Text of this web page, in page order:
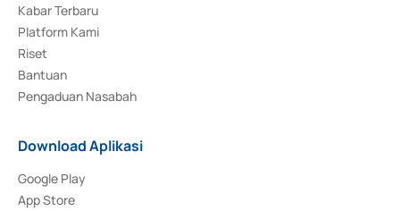
Kabar Terbaru
Platform Kami
Riset
Bantuan
Pengaduan Nasabah
Download Aplikasi
Google Play
App Store